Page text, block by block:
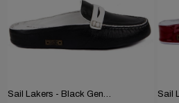
Sail Lakers - Black Genuine Leather Women's Home Slipper